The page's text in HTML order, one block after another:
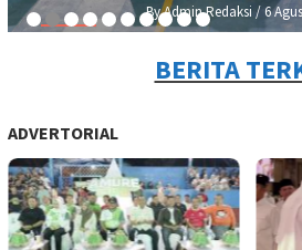
By Admin Redaksi / 6
BERITA
ADVERTORIAL